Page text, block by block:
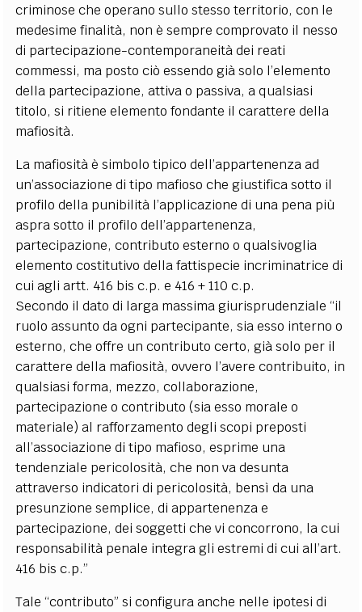
criminose che operano sullo stesso territorio, con le
medesime finalità, non è sempre comprovato il nesso
di partecipazione-contemporaneità dei reati
commessi, ma posto ciò essendo già solo l’elemento
della partecipazione, attiva o passiva, a qualsiasi
titolo, si ritiene elemento fondante il carattere della
mafiosità.
La mafiosità è simbolo tipico dell’appartenenza ad
un’associazione di tipo mafioso che giustifica sotto il
profilo della punibilità l’applicazione di una pena più
aspra sotto il profilo dell’appartenenza,
partecipazione, contributo esterno o qualsivoglia
elemento costitutivo della fattispecie incriminatrice di
cui agli artt. 416 bis c.p. e 416 + 110 c.p.
Secondo il dato di larga massima giurisprudenziale “il
ruolo assunto da ogni partecipante, sia esso interno o
esterno, che offre un contributo certo, già solo per il
carattere della mafiosità, ovvero l’avere contribuito, in
qualsiasi forma, mezzo, collaborazione,
partecipazione o contributo (sia esso morale o
materiale) al rafforzamento degli scopi preposti
all’associazione di tipo mafioso, esprime una
tendenziale pericolosità, che non va desunta
attraverso indicatori di pericolosità, bensì da una
presunzione semplice, di appartenenza e
partecipazione, dei soggetti che vi concorrono, la cui
responsabilità penale integra gli estremi di cui all’art.
416 bis c.p.”
Tale “contributo” si configura anche nelle ipotesi di